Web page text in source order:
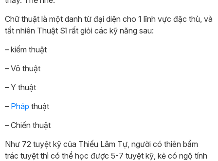
Chữ thuật là một danh từ đại diện cho 1 lĩnh vực đặc thù, và
tất nhiên Thuật Sĩ rất giỏi các kỹ năng sau:
– kiếm thuật
– Võ thuật
– Y thuật
– Pháp thuật
– Chiến thuật
Như 72 tuyệt kỹ của Thiếu Lâm Tự, người có thiên bẩm
trác tuyệt thì có thể học được 5-7 tuyệt kỹ, kẻ có ngộ tính